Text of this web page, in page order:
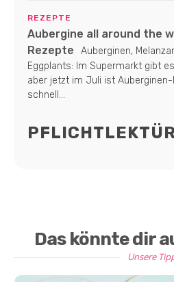
REZEPTE
Aubergine all around the
Rezepte
Auberginen,
Eggplants: Im Supermarkt gibt
aber jetzt im Juli ist
schnell...
Das könnte dir
Unsere